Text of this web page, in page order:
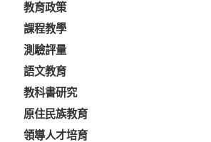
教育政策
課程教學
測驗評量
語文教育
教科書研究
原住民族教育
領導人才培育